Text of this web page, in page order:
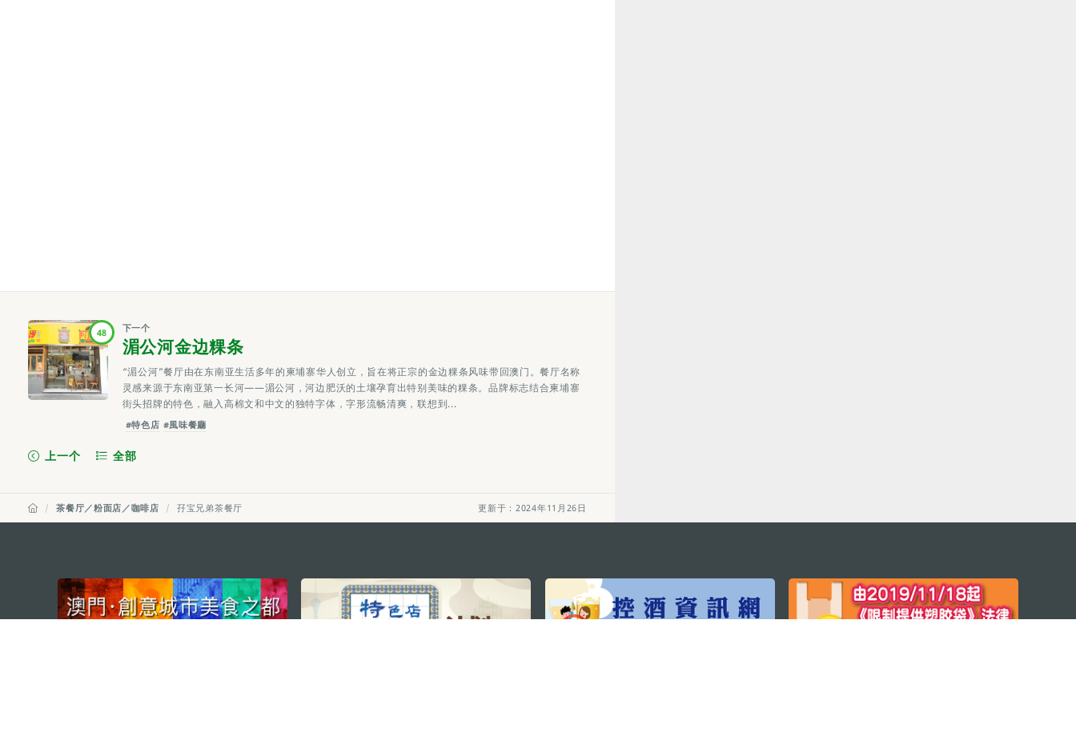
48 下一个
湄公河金边粿条
“湄公河”餐厅由在东南亚生活多年的柬埔寨华人创立，旨在将正宗的金边粿条风味带回澳门。餐厅名称
灵感来源于东南亚第一长河——湄公河，河边肥沃的土壤孕育出特别美味的粿条。品牌标志结合柬埔寨
街头招牌的特色，融入高棉文和中文的独特字体，字形流畅清爽，联想到...
#特色店 #風味餐廳
上一个 全部
更新于：2024年11月26日
茶餐厅／粉面店／咖啡店 孖宝兄弟茶餐厅
external links